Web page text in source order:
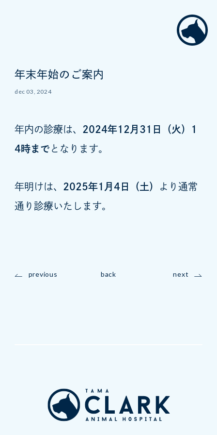
年末年始のご案内
dec 03, 2024
年内の診療は、 2024年12月31日（火）1
4時まで となります。
年明けは、 2025年1月4日（土）
より通常
通り診療いたします。
previous back next